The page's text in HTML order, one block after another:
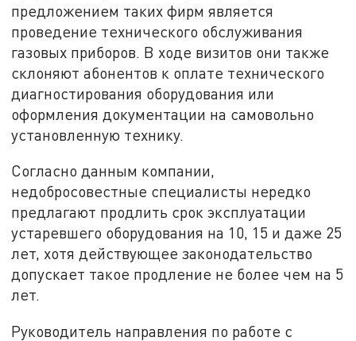
предложением таких фирм является
проведение технического обслуживания
газовых приборов. В ходе визитов они также
склоняют абонентов к оплате технического
диагностирования оборудования или
оформления документации на самовольно
установленную технику.
Согласно данным компании,
недобросовестные специалисты нередко
предлагают продлить срок эксплуатации
устаревшего оборудования на 10, 15 и даже 25
лет, хотя действующее законодательство
допускает такое продление не более чем на 5
лет.
Руководитель направления по работе с